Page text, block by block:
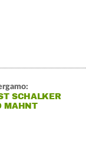
SCHALKER
MAHNT